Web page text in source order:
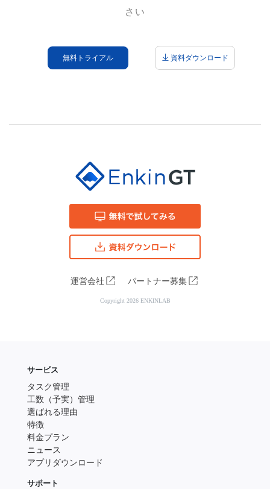
さい
無料トライアル 資料ダウンロード
運営会社 パートナー募集
Copyright 2026 ENKINLAB
サービス
タスク管理
工数（予実）管理
選ばれる理由
特徴
料金プラン
ニュース
アプリダウンロード
サポート